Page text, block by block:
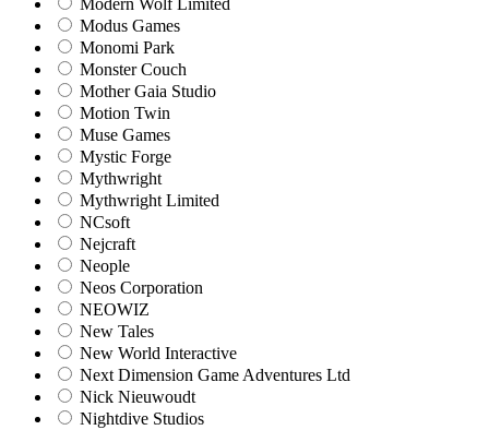
Modern Wolf Limited
Modus Games
Monomi Park
Monster Couch
Mother Gaia Studio
Motion Twin
Muse Games
Mystic Forge
Mythwright
Mythwright Limited
NCsoft
Nejcraft
Neople
Neos Corporation
NEOWIZ
New Tales
New World Interactive
Next Dimension Game Adventures Ltd
Nick Nieuwoudt
Nightdive Studios